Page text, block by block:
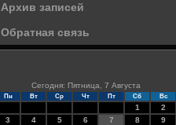
Архив записей
Обратная связь
Сегодня: Пятница, 7 Августа
Пн Вт Ср Чт Пт Сб Вс
1
2
3
4 5 6 7 8
9